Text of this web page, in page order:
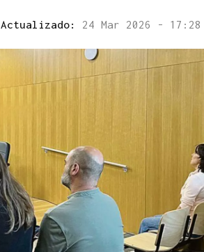
Actualizado: 24 Mar 2026 - 17:28